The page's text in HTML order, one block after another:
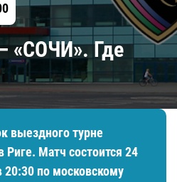
«СОЧИ». Где
выездного турне
Матч состоится 24
20:30 по московскому